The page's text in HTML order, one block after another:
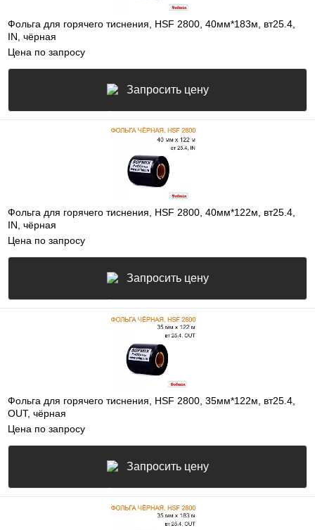
Фольга для горячего тиснения, HSF 2800, 40мм*183м, вт25.4,
IN, чёрная
Цена по запросу
Запросить цену
Фольга для горячего тиснения, HSF 2800, 40мм*122м, вт25.4,
IN, чёрная
Цена по запросу
Запросить цену
Фольга для горячего тиснения, HSF 2800, 35мм*122м, вт25.4,
OUT, чёрная
Цена по запросу
Запросить цену